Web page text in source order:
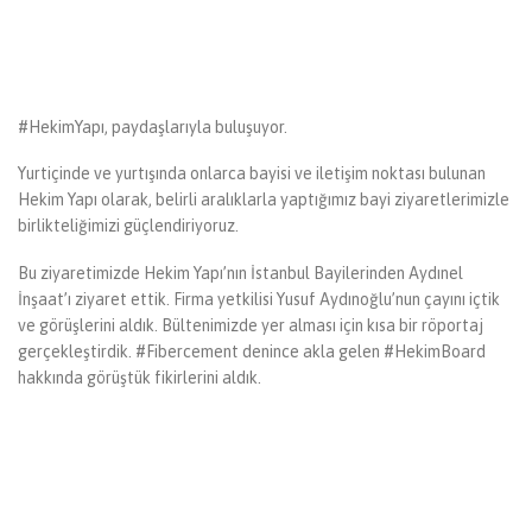
#HekimYapı, paydaşlarıyla buluşuyor.
Yurtiçinde ve yurtışında onlarca bayisi ve iletişim noktası bulunan
Hekim Yapı olarak, belirli aralıklarla yaptığımız bayi ziyaretlerimizle
birlikteliğimizi güçlendiriyoruz.
Bu ziyaretimizde Hekim Yapı’nın İstanbul Bayilerinden Aydınel
İnşaat’ı ziyaret ettik. Firma yetkilisi Yusuf Aydınoğlu’nun çayını içtik
ve görüşlerini aldık. Bültenimizde yer alması için kısa bir röportaj
gerçekleştirdik. #Fibercement denince akla gelen #HekimBoard
hakkında görüştük fikirlerini aldık.